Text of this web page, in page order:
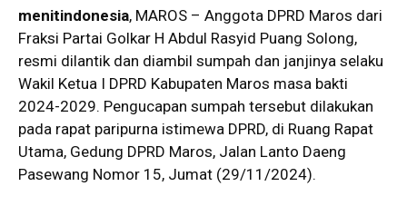
menitindonesia, MAROS – Anggota DPRD Maros dari
Fraksi Partai Golkar H Abdul Rasyid Puang Solong,
resmi dilantik dan diambil sumpah dan janjinya selaku
Wakil Ketua I DPRD Kabupaten Maros masa bakti
2024-2029. Pengucapan sumpah tersebut dilakukan
pada rapat paripurna istimewa DPRD, di Ruang Rapat
Utama, Gedung DPRD Maros, Jalan Lanto Daeng
Pasewang Nomor 15, Jumat (29/11/2024).